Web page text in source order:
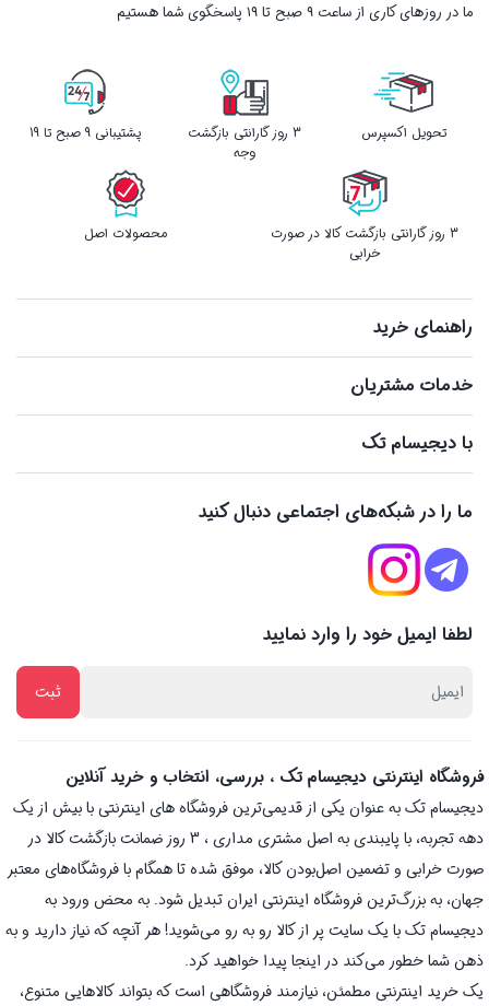
ما در روزهای کاری از ساعت ۹ صبح تا ۱۹ پاسخگوی شما هستیم
تحویل اکسپرس
3 روز گارانتی بازگشت
وجه
پشتیبانی 9 صبح تا 19
3 روز گارانتی بازگشت کالا در صورت
خرابی
محصولات اصل
راهنمای خرید
خدمات مشتریان
با دیجیسام تک
ما را در شبکه‌های اجتماعی دنبال کنید
لطفا ایمیل خود را وارد نمایید
فروشگاه اینترنتی دیجیسام تک ، بررسی، انتخاب و خرید آنلاین
دیجیسام تک به عنوان یکی از قدیمی‌ترین فروشگاه های اینترنتی با بیش از یک
دهه تجربه، با پایبندی به اصل مشتری مداری ، 3 روز ضمانت بازگشت کالا در
صورت خرابی و تضمین اصل‌بودن کالا، موفق شده تا همگام با فروشگاه‌های معتبر
جهان، به بزرگ‌ترین فروشگاه اینترنتی ایران تبدیل شود. به محض ورود به
دیجیسام تک با یک سایت پر از کالا رو به رو می‌شوید! هر آنچه که نیاز دارید و به
ذهن شما خطور می‌کند در اینجا پیدا خواهید کرد.
یک خرید اینترنتی مطمئن، نیازمند فروشگاهی است که بتواند کالاهایی متنوع،